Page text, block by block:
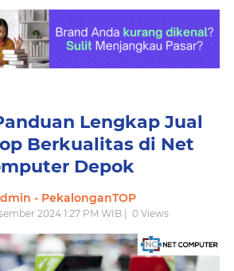
Lengkap Jual
Berkualitas di Net
Depok
- PekalonganTOP
2024 1:27 PM WIB | 0 Views